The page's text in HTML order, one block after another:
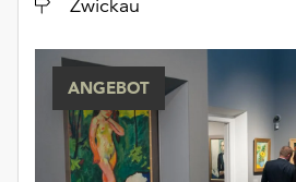
finden
Sie
unserer
Datenschutzerklärung
ANGEBOT